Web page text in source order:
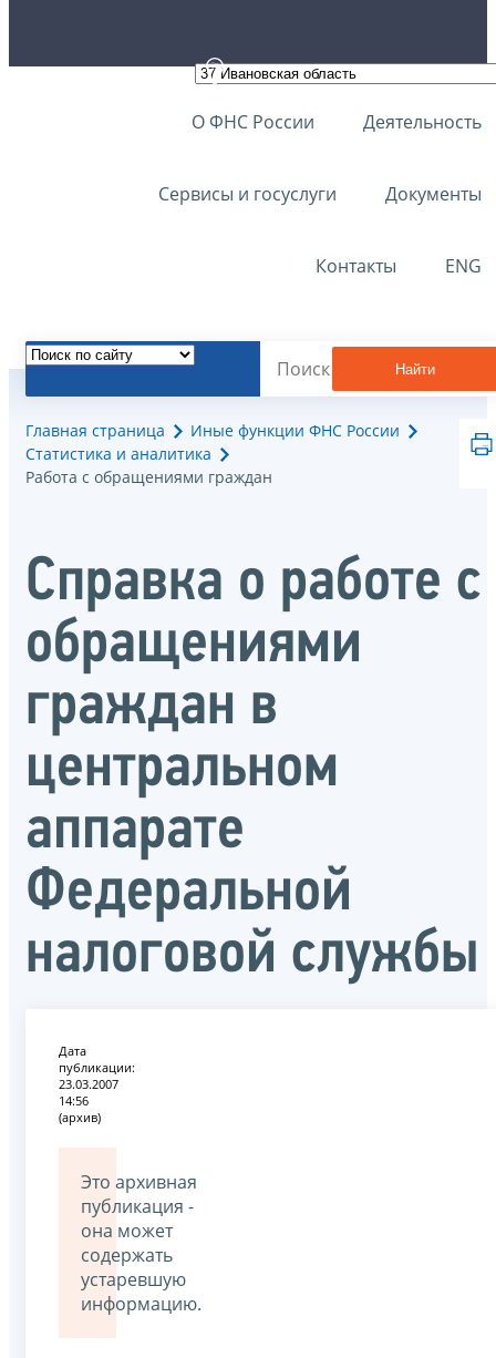
О ФНС России Деятельность
Сервисы и госуслуги Документы
Контакты ENG
Найти
Главная страница
Иные функции ФНС России
Статистика и аналитика
Работа с обращениями граждан
Справка о работе с
обращениями
граждан в
центральном
аппарате
Федеральной
налоговой службы
Дата
публикации:
23.03.2007
14:56
(архив)
Это архивная
публикация -
она может
содержать
устаревшую
информацию.